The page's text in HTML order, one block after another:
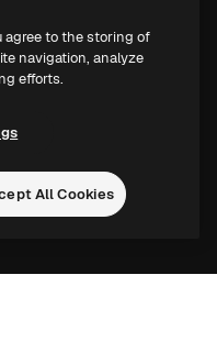
agree to the storing of
navigation, analyze
efforts.
All Cookies